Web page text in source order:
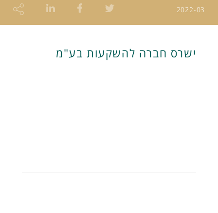
2022-03
ישרס חברה להשקעות בע"מ